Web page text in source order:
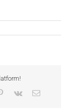
Pinterest
Vk Email